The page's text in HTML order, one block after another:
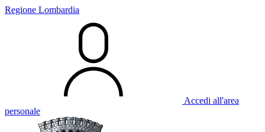
Regione Lombardia
Accedi all'area
personale